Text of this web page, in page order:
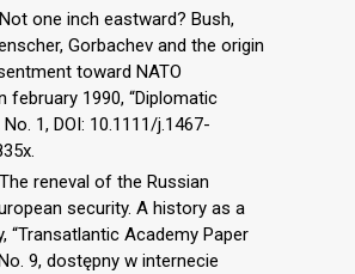
one inch eastward? Bush,
Gorbachev and the origin
toward NATO
february 1990, “Diplomatic
1, DOI: 10.1111/j.1467-
reneval of the Russian
security. A history as a
“Transatlantic Academy Paper
9, dostępny w internecie